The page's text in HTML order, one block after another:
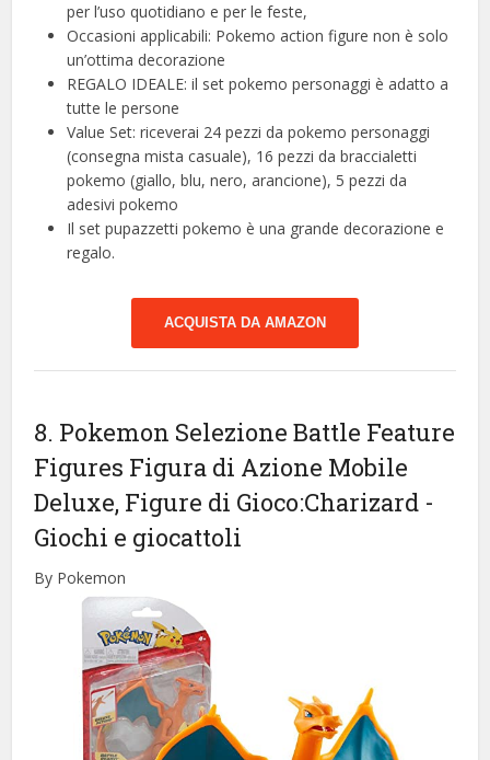
per l’uso quotidiano e per le feste,
Occasioni applicabili: Pokemo action figure non è solo
un’ottima decorazione
REGALO IDEALE: il set pokemo personaggi è adatto a
tutte le persone
Value Set: riceverai 24 pezzi da pokemo personaggi
(consegna mista casuale), 16 pezzi da braccialetti
pokemo (giallo, blu, nero, arancione), 5 pezzi da
adesivi pokemo
Il set pupazzetti pokemo è una grande decorazione e
regalo.
ACQUISTA DA AMAZON
8. Pokemon Selezione Battle Feature
Figures Figura di Azione Mobile
Deluxe, Figure di Gioco:Charizard -
Giochi e giocattoli
By Pokemon